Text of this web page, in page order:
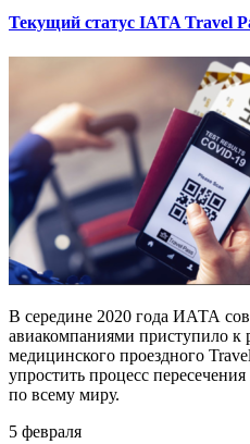
Текущий статус IATA Travel
В середине 2020 года ИАТА
авиакомпаниями приступило к
медицинского проездного
упростить процесс
по всему миру.
5 февраля